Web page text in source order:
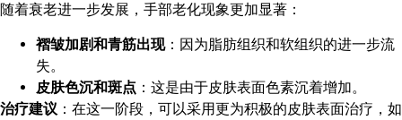
随着衰老进一步发展，手部老化现象更加显著：
褶皱加剧和青筋出现：因为脂肪组织和软组织的进一步流
失。
皮肤色沉和斑点 ：这是由于皮肤表面色素沉着增加。
治疗建议 ：在这一阶段，可以采用更为积极的皮肤表面治疗，如